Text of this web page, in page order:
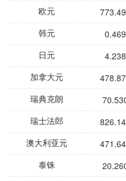
欧元
韩元
日元
加拿大元
瑞典克朗
瑞士法郎
澳大利亚元
泰铢